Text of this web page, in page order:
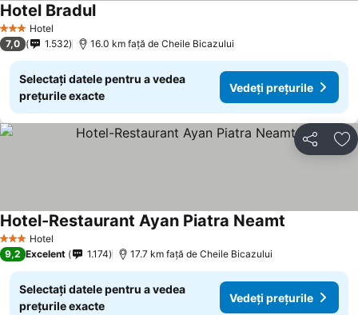
3 SteleHotel
Hotel BradulVedeți prețurile
7,0 1.532 16.0 km faţă de Cheile Bicazului
Selectați datele pentru a vedea
prețurile exacte
Vedeți prețurile
Distribuiți
3 SteleHotel
Hotel-Restaurant Ayan Piatra Neamt
9,2 Excelent 1.174 17.7 km faţă de Cheile Bicazului
Selectați datele pentru a vedea
prețurile exacte
Vedeți prețurile